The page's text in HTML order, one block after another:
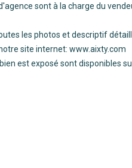
sont à la charge du
les photos et descriptif
site internet: www.aixty.com
est exposé sont disponibles